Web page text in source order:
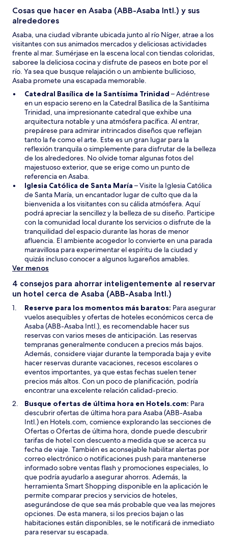
a
n
t
a
n
a
Cosas que hacer en Asaba (ABB-Asaba Intl.) y sus
alrededores
Asaba, una ciudad vibrante ubicada junto al río Níger, atrae a los
visitantes con sus animados mercados y deliciosas actividades
frente al mar. Sumérjase en la escena local con tiendas coloridas,
saboree la deliciosa cocina y disfrute de paseos en bote por el
río. Ya sea que busque relajación o un ambiente bullicioso,
Asaba promete una escapada memorable.
Catedral Basílica de la Santísima Trinidad S
e
a
b
r
i
r
á
e
u
n
a
n
u
e
v
a
v
t
a
n
a
– Adéntrese
en un espacio sereno en la Catedral Basílica de la Santísima
Trinidad, una impresionante catedral que exhibe una
arquitectura notable y una atmósfera pacífica. Al entrar,
prepárese para admirar intrincados diseños que reflejan
tanto la fe como el arte. Este es un gran lugar para la
reflexión tranquila o simplemente para disfrutar de la belleza
de los alrededores. No olvide tomar algunas fotos del
majestuoso exterior, que se erige como un punto de
referencia en Asaba.
Iglesia Católica de Santa María S
e
a
b
r
i
r
á
e
n
a
n
u
e
v
a
v
e
n
t
a
n
a
– Visite la Iglesia Católica
de Santa María, un encantador lugar de culto que da la
bienvenida a los visitantes con su cálida atmósfera. Aquí
podrá apreciar la sencillez y la belleza de su diseño. Participe
con la comunidad local durante los servicios o disfrute de la
tranquilidad del espacio durante las horas de menor
afluencia. El ambiente acogedor lo convierte en una parada
maravillosa para experimentar el espíritu de la ciudad y
quizás incluso conocer a algunos lugareños amables.
Ver menos
4 consejos para ahorrar inteligentemente al reservar
un hotel cerca de Asaba (ABB-Asaba Intl.)
Reserve para los momentos más baratos: Para asegurar
vuelos asequibles y ofertas de hoteles económicos cerca de
Asaba (ABB-Asaba Intl.), es recomendable hacer sus
reservas con varios meses de anticipación. Las reservas
tempranas generalmente conducen a precios más bajos.
Además, considere viajar durante la temporada baja y evite
hacer reservas durante vacaciones, recesos escolares o
eventos importantes, ya que estas fechas suelen tener
precios más altos. Con un poco de planificación, podría
encontrar una excelente relación calidad-precio.
Busque ofertas de última hora en Hotels.com: Para
descubrir ofertas de última hora para Asaba (ABB-Asaba
Intl.) en Hotels.com, comience explorando las secciones de
OfertasS
e
a
b
r
i
r
á
e
n
u
n
o Ofertas de última hora, donde puede descubrir
tarifas de hotel con descuento a medida que se acerca su
fecha de viaje. También es aconsejable habilitar alertas por
correo electrónico o notificaciones push para mantenerse
informado sobre ventas flash y promociones especiales, lo
que podría ayudarlo a asegurar ahorros. Además, la
herramientaSmart Shopping S
e
a
b
r
disponible en la aplicación le
permite comparar precios y servicios de hoteles,
asegurándose de que sea más probable que vea las mejores
opciones. De esta manera, si los precios bajan o las
habitaciones están disponibles, se le notificará de inmediato
para reservar su escapada.